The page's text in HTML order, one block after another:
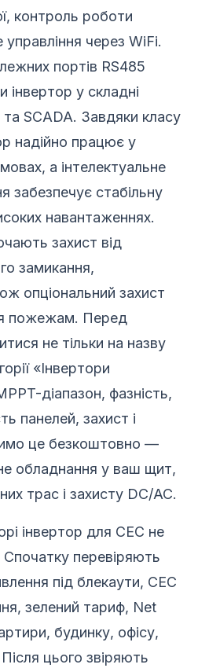
контроль роботи
управління через WiFi.
портів RS485
інвертор у складні
та SCADA. Завдяки класу
надійно працює у
а інтелектуальне
забезпечує стабільну
навантаженнях.
захист від
замикання,
опціональний захист
пожежам. Перед
не тільки на назву
«Інвертори
діапазон, фазність,
панелей, захист і
це безкоштовно —
обладнання у ваш щит,
трас і захисту DC/AC.
інвертор для СЕС не
перевіряють
під блекаути, СЕС
зелений тариф, Net
будинку, офісу,
цього звіряють